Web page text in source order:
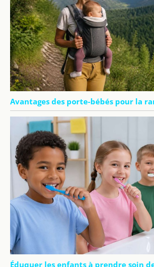
Avantages des porte-bébés pour la
Éduquer les enfants à prendre soin